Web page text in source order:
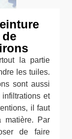
la partie
les tuiles.
sont aussi
et
il faut
matière. Par
de faire